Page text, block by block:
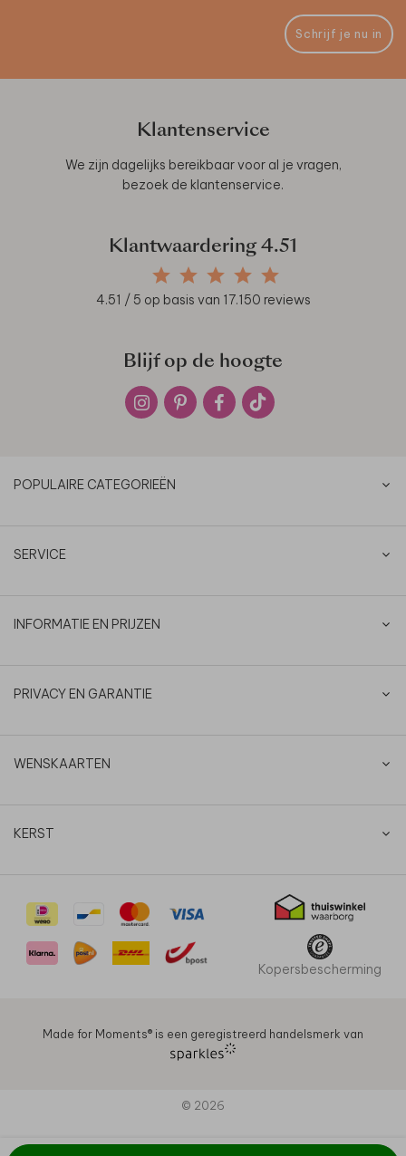
Schrijf je nu in
Klantenservice
We zijn dagelijks bereikbaar voor al je vragen,
bezoek de klantenservice.
Klantwaardering 4.51
4.51 / 5 op basis van 17.150 reviews
Blijf op de hoogte
POPULAIRE CATEGORIEËN
SERVICE
INFORMATIE EN PRIJZEN
PRIVACY EN GARANTIE
WENSKAARTEN
KERST
Kopersbescherming
Made for Moments®️ is een geregistreerd handelsmerk van
© 2026